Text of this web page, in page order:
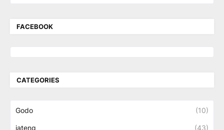
FACEBOOK
CATEGORIES
Godo (10)
jateng (43)